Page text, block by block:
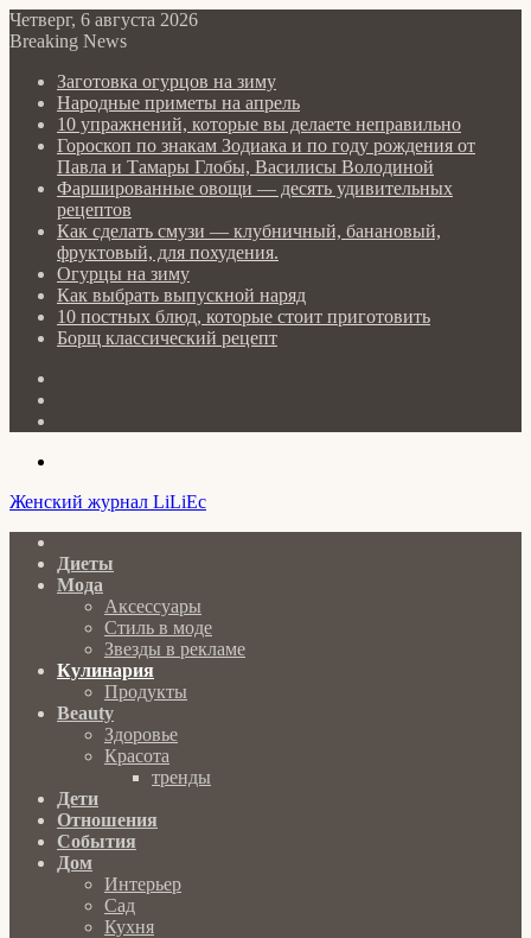
Четверг, 6 августа 2026
Breaking News
Заготовка огурцов на зиму
Народные приметы на апрель
10 упражнений, которые вы делаете неправильно
Гороскоп по знакам Зодиака и по году рождения от
Павла и Тамары Глобы, Василисы Володиной
Фаршированные овощи — десять удивительных
рецептов
Как сделать cмузи — клубничный, банановый,
фруктовый, для похудения.
Огурцы на зиму
Как выбрать выпускной наряд
10 постных блюд, которые стоит приготовить
Борщ классический рецепт
Женский журнал LiLiEc
Диеты
Мода
Аксессуары
Стиль в моде
Звезды в рекламе
Кулинария
Продукты
Beauty
Здоровье
Красота
тренды
Дети
Отношения
События
Дом
Интерьер
Сад
Кухня